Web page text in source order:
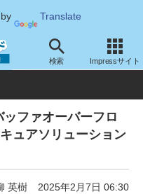
Translate
検索 Impressサイト
測
ファオーバーフロ
ュアソリューション
英樹 2025年2月7日 06:30